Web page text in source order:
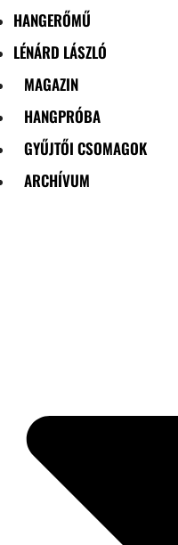
HANGERŐMŰ
LÉNÁRD LÁSZLÓ
MAGAZIN
HANGPRÓBA
GYŰJTŐI CSOMAGOK
ARCHÍVUM